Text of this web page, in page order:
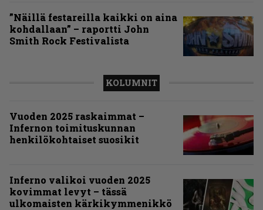
”Näillä festareilla kaikki on aina
kohdallaan” – raportti John
Smith Rock Festivalista
KOLUMNIT
Vuoden 2025 raskaimmat –
Infernon toimituskunnan
henkilökohtaiset suosikit
Inferno valikoi vuoden 2025
kovimmat levyt – tässä
ulkomaisten kärkikymmenikkö